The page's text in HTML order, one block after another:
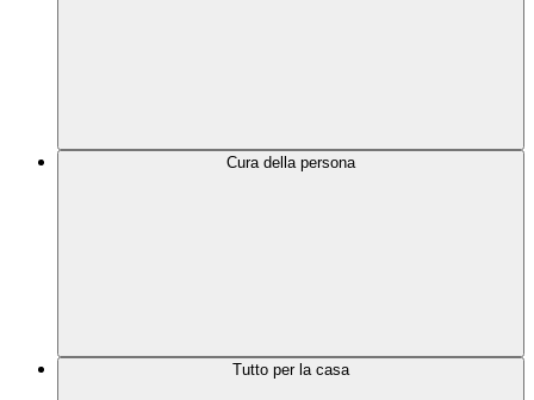
Cura della persona
Tutto per la casa